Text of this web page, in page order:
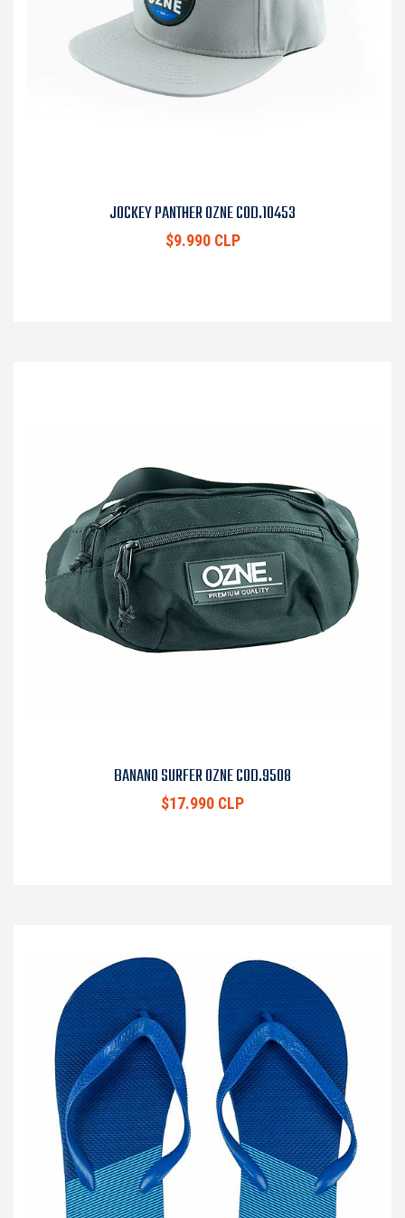
JOCKEY PANTHER OZNE COD.10453
$9.990 CLP
BANANO SURFER OZNE COD.9508
$17.990 CLP